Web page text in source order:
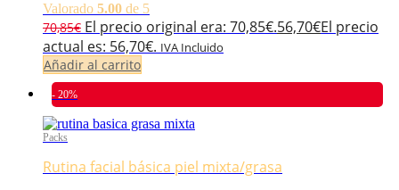
Valorado 5.00 de 5
70,85€ El precio original era: 70,85€.56,70€El precio
actual es: 56,70€. IVA Incluido
Añadir al carrito
- 20%
Packs
Rutina facial básica piel mixta/grasa